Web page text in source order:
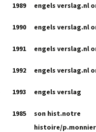
1989 engels verslag.nl
1990 engels verslag.nl
1991 engels verslag.nl
1992 engels verslag.nl
1993 engels verslag
1985
son hist.notre
histoire/p.monnier